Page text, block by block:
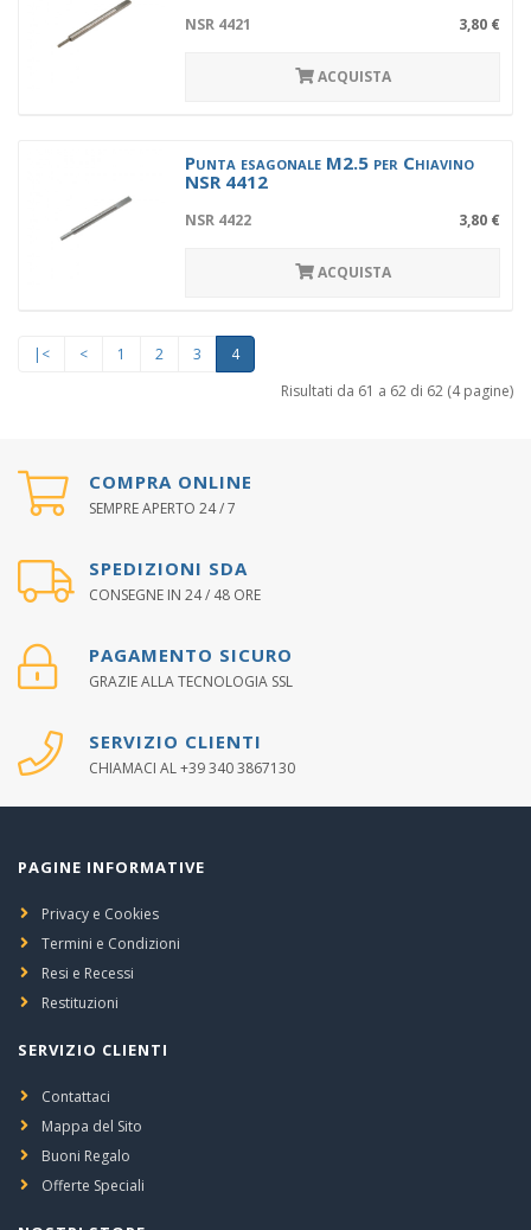
NSR 4421 3,80 €
ACQUISTA
Punta esagonale M2.5 per Chiavino
NSR 4412
NSR 4422 3,80 €
ACQUISTA
|< < 1 2 3
4
Risultati da 61 a 62 di 62 (4 pagine)
COMPRA ONLINE
SEMPRE APERTO 24 / 7
SPEDIZIONI SDA
CONSEGNE IN 24 / 48 ORE
PAGAMENTO SICURO
GRAZIE ALLA TECNOLOGIA SSL
SERVIZIO CLIENTI
CHIAMACI AL +39 340 3867130
PAGINE INFORMATIVE
Privacy e Cookies
Termini e Condizioni
Resi e Recessi
Restituzioni
SERVIZIO CLIENTI
Contattaci
Mappa del Sito
Buoni Regalo
Offerte Speciali